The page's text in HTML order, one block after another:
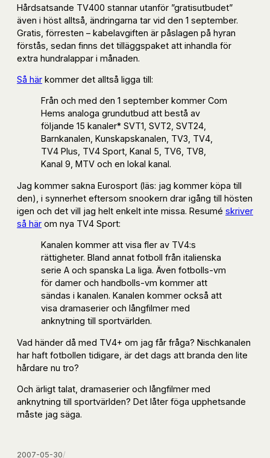
Hårdsatsande TV400 stannar utanför ”gratisutbudet”
även i höst alltså, ändringarna tar vid den 1 september.
Gratis, förresten – kabelavgiften är påslagen på hyran
förstås, sedan finns det tilläggspaket att inhandla för
extra hundralappar i månaden.
Så här kommer det alltså ligga till:
Från och med den 1 september kommer Com
Hems analoga grundutbud att bestå av
följande 15 kanaler* SVT1, SVT2, SVT24,
Barnkanalen, Kunskapskanalen, TV3, TV4,
TV4 Plus, TV4 Sport, Kanal 5, TV6, TV8,
Kanal 9, MTV och en lokal kanal.
Jag kommer sakna Eurosport (läs: jag kommer köpa till
den), i synnerhet eftersom snookern drar igång till hösten
igen och det vill jag helt enkelt inte missa. Resumé skriver
så här om nya TV4 Sport:
Kanalen kommer att visa fler av TV4:s
rättigheter. Bland annat fotboll från italienska
serie A och spanska La liga. Även fotbolls-vm
för damer och handbolls-vm kommer att
sändas i kanalen. Kanalen kommer också att
visa dramaserier och långfilmer med
anknytning till sportvärlden.
Vad händer då med TV4+ om jag får fråga? Nischkanalen
har haft fotbollen tidigare, är det dags att branda den lite
hårdare nu tro?
Och ärligt talat, dramaserier och långfilmer med
anknytning till sportvärlden? Det låter föga upphetsande
måste jag säga.
2007-05-30/